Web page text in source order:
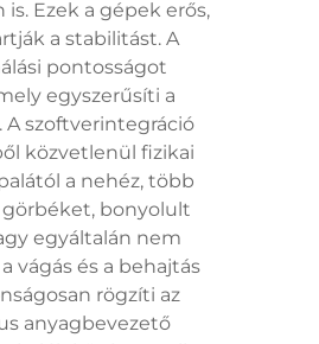
Ezek a gépek erős,
a stabilitást. A
pontosságot
egyszerűsíti a
szoftverintegráció
közvetlenül fizikai
a nehéz, több
görbéket, bonyolult
egyáltalán nem
vágás és a behajtás
rögzíti az
anyagbevezető